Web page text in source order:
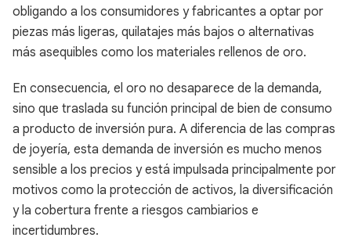
obligando a los consumidores y fabricantes a optar por
piezas más ligeras, quilatajes más bajos o alternativas
más asequibles como los materiales rellenos de oro.
En consecuencia, el oro no desaparece de la demanda,
sino que traslada su función principal de bien de consumo
a producto de inversión pura. A diferencia de las compras
de joyería, esta demanda de inversión es mucho menos
sensible a los precios y está impulsada principalmente por
motivos como la protección de activos, la diversificación
y la cobertura frente a riesgos cambiarios e
incertidumbres.